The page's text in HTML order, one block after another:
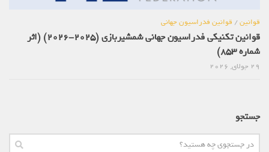
قوانین/ قوانین فدراسیون جهانی
قوانین تکنیکی فدراسیون جهانی شمشیربازی (2025-2026) (اثر
شماره 853)
29 جولای, 2026
جستجو